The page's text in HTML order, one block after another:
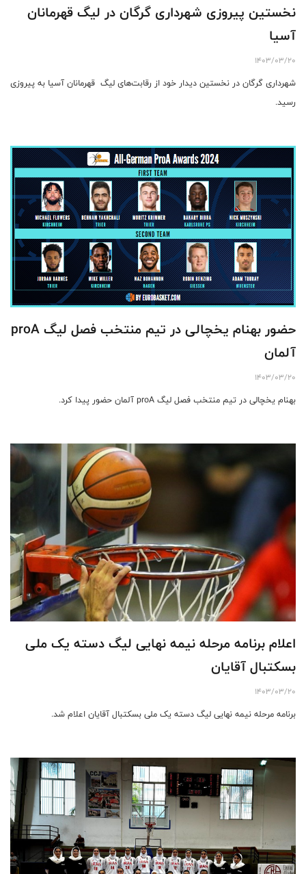
نخستین پیروزی شهرداری گرگان در لیگ قهرمانان
آسیا
1403/03/20
شهرداری گرگان در نخستین دیدار خود از رقابت‌های لیگ قهرمانان آسیا به پیروزی
رسید.
حضور بهنام یخچالی در تیم منتخب فصل لیگ proA
آلمان
1403/03/20
بهنام یخچالی در تیم منتخب فصل لیگ proA آلمان حضور پیدا کرد.
اعلام برنامه مرحله نیمه نهایی لیگ دسته یک ملی
بسکتبال آقایان
1403/03/20
برنامه مرحله نیمه نهایی لیگ دسته یک ملی بسکتبال آقایان اعلام شد.